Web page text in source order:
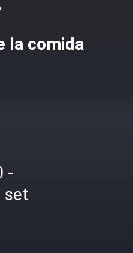
la comida
-
set